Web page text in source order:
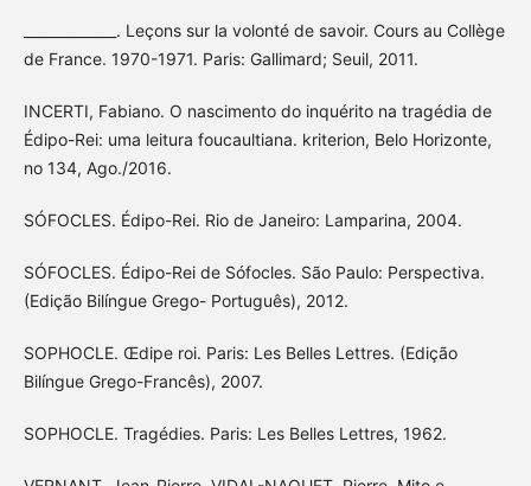
_____________. Leçons sur la volonté de savoir. Cours au Collège
de France. 1970-1971. Paris: Gallimard; Seuil, 2011.
INCERTI, Fabiano. O nascimento do inquérito na tragédia de
Édipo-Rei: uma leitura foucaultiana. kriterion, Belo Horizonte,
no 134, Ago./2016.
SÓFOCLES. Édipo-Rei. Rio de Janeiro: Lamparina, 2004.
SÓFOCLES. Édipo-Rei de Sófocles. São Paulo: Perspectiva.
(Edição Bilíngue Grego- Português), 2012.
SOPHOCLE. Œdipe roi. Paris: Les Belles Lettres. (Edição
Bilíngue Grego-Francês), 2007.
SOPHOCLE. Tragédies. Paris: Les Belles Lettres, 1962.